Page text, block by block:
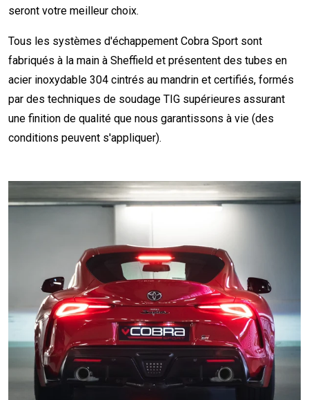
seront votre meilleur choix.
Tous les systèmes d'échappement Cobra Sport sont
fabriqués à la main à Sheffield et présentent des tubes en
acier inoxydable 304 cintrés au mandrin et certifiés, formés
par des techniques de soudage TIG supérieures assurant
une finition de qualité que nous garantissons à vie (des
conditions peuvent s'appliquer).